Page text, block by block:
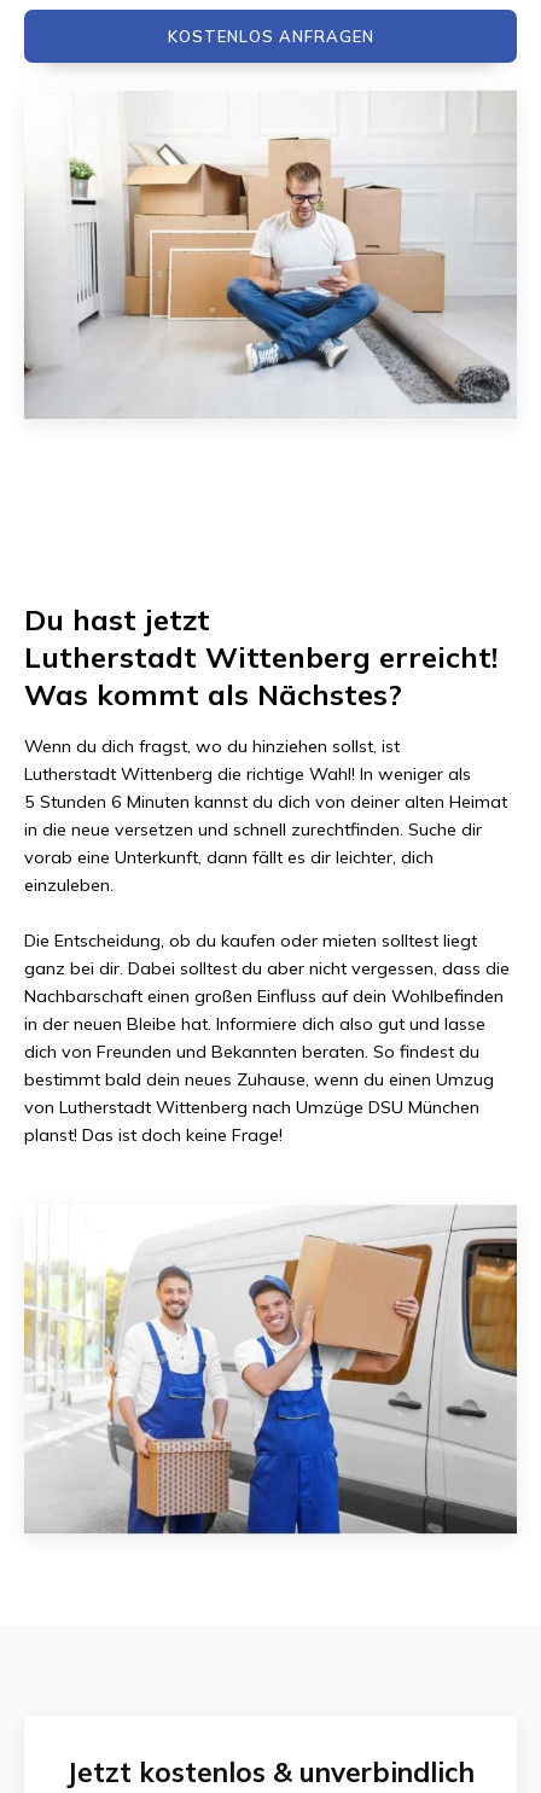
KOSTENLOS ANFRAGEN
Du hast jetzt
Lutherstadt Wittenberg erreicht!
Was kommt als Nächstes?
Wenn du dich fragst, wo du hinziehen sollst, ist
Lutherstadt Wittenberg die richtige Wahl! In weniger als
5 Stunden 6 Minuten kannst du dich von deiner alten Heimat
in die neue versetzen und schnell zurechtfinden. Suche dir
vorab eine Unterkunft, dann fällt es dir leichter, dich
einzuleben.
Die Entscheidung, ob du kaufen oder mieten solltest liegt
ganz bei dir. Dabei solltest du aber nicht vergessen, dass die
Nachbarschaft einen großen Einfluss auf dein Wohlbefinden
in der neuen Bleibe hat. Informiere dich also gut und lasse
dich von Freunden und Bekannten beraten. So findest du
bestimmt bald dein neues Zuhause, wenn du einen Umzug
von Lutherstadt Wittenberg nach Umzüge DSU München
planst! Das ist doch keine Frage!
Jetzt kostenlos & unverbindlich